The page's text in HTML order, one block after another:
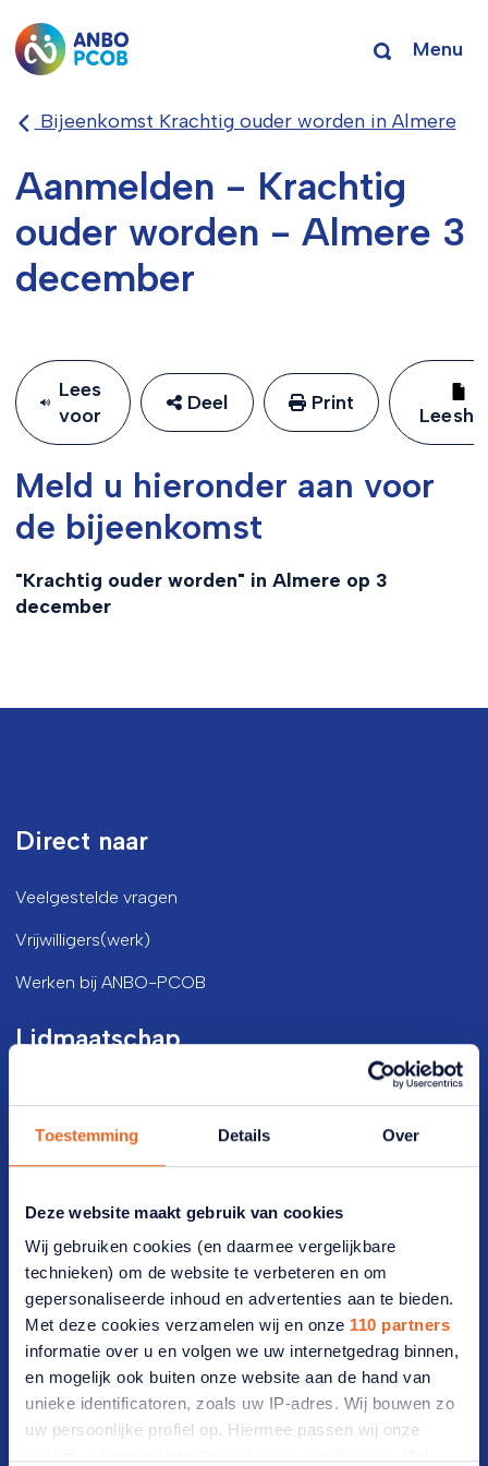
Toestemming Details Over
Deze website maakt gebruik van cookies
Wij gebruiken cookies (en daarmee vergelijkbare
technieken) om de website te verbeteren en om
gepersonaliseerde inhoud en advertenties aan te bieden.
Met deze cookies verzamelen wij en onze 110 partners
informatie over u en volgen we uw internetgedrag binnen,
en mogelijk ook buiten onze website aan de hand van
unieke identificatoren, zoals uw IP-adres. Wij bouwen zo
uw persoonlijke profiel op. Hiermee passen wij onze
Menu
Bijeenkomst Krachtig ouder worden in Almere
Aanmelden - Krachtig
ouder worden - Almere 3
december
Lees
voor
Deel Print
Meld u hieronder aan voor
de bijeenkomst
"Krachtig ouder worden" in Almere op 3
december
Direct naar
Veelgestelde vragen
Vrijwilligers(werk)
Werken bij ANBO-PCOB
Lidmaatschap
Werf een lid
Bezoekadres
Vijzelmolenlaan 20-22 3447 GX Woerden
Postadres
Postbus 2012 3440 DA Woerden